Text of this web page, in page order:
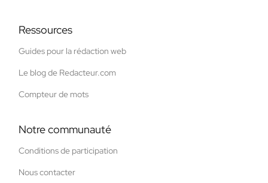
Ressources
Guides pour la rédaction web
Le blog de Redacteur.com
Compteur de mots
Notre communauté
Conditions de participation
Nous contacter